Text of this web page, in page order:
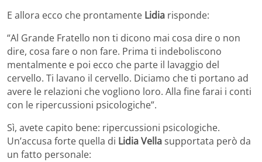
E allora ecco che prontamente Lidia risponde:
“Al Grande Fratello non ti dicono mai cosa dire o non
dire, cosa fare o non fare. Prima ti indeboliscono
mentalmente e poi ecco che parte il lavaggio del
cervello. Ti lavano il cervello. Diciamo che ti portano ad
avere le relazioni che vogliono loro. Alla fine farai i conti
con le ripercussioni psicologiche”.
Sì, avete capito bene: ripercussioni psicologiche.
Un’accusa forte quella di Lidia Vellasupportata però da
un fatto personale: